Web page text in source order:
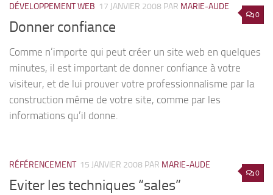
0
DÉVELOPPEMENT WEB 17 JANVIER 2008 PAR MARIE-AUDE
Donner confiance
Comme n’importe qui peut créer un site web en quelques
minutes, il est important de donner confiance à votre
visiteur, et de lui prouver votre professionnalisme par la
construction même de votre site, comme par les
informations qu’il donne.
0
RÉFÉRENCEMENT 15 JANVIER 2008 PAR MARIE-AUDE
Eviter les techniques “sales”